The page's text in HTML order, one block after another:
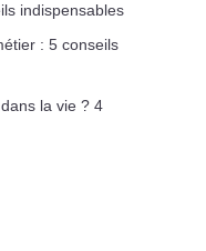
indispensables
: 5 conseils
la vie ? 4